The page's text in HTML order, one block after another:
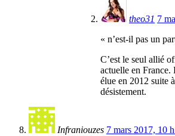
theo31 7
« n’est-il pas un
C’est le seul allié
actuelle en France.
élue en 2012 suite
désistement.
Infraniouzes 7 mars 2017, 10